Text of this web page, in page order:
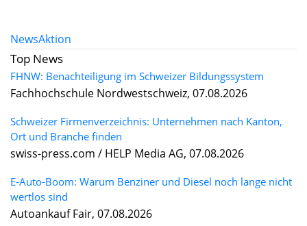
NewsAktion
Top News
FHNW: Benachteiligung im Schweizer Bildungssystem
Fachhochschule Nordwestschweiz, 07.08.2026
Schweizer Firmenverzeichnis: Unternehmen nach Kanton,
Ort und Branche finden
swiss-press.com / HELP Media AG, 07.08.2026
E-Auto-Boom: Warum Benziner und Diesel noch lange nicht
wertlos sind
Autoankauf Fair, 07.08.2026